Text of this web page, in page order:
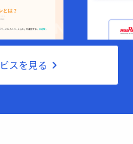
スを見る